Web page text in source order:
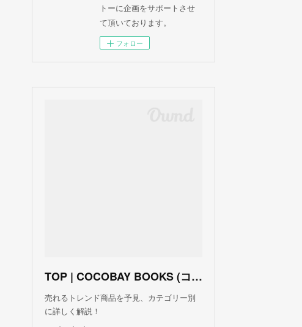
トーに企画をサポートさせ
て頂いております。
フォロー
TOP | COCOBAY BOOKS (ココベイ ブックス)
売れるトレンド商品を予見、カテゴリー別
に詳しく解説！